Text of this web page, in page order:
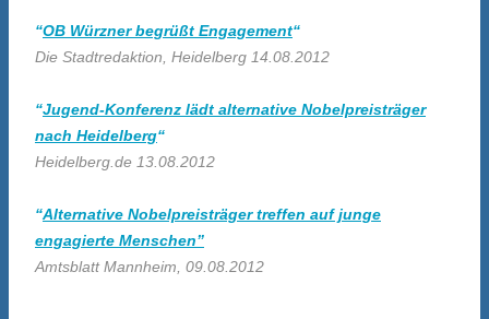
“OB Würzner begrüßt Engagement“
Die Stadtredaktion, Heidelberg 14.08.2012
“Jugend-Konferenz lädt alternative Nobelpreisträger
nach Heidelberg“
Heidelberg.de 13.08.2012
“Alternative Nobelpreisträger treffen auf junge
engagierte Menschen”
Amtsblatt Mannheim, 09.08.2012